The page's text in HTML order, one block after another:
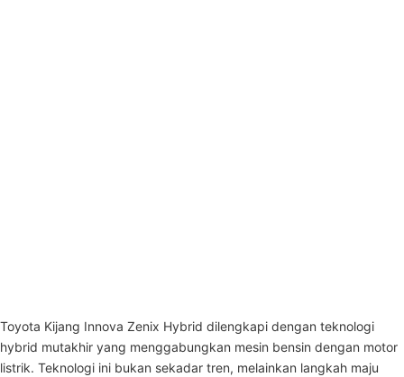
Toyota Kijang Innova Zenix Hybrid dilengkapi dengan teknologi
hybrid mutakhir yang menggabungkan mesin bensin dengan motor
listrik. Teknologi ini bukan sekadar tren, melainkan langkah maju